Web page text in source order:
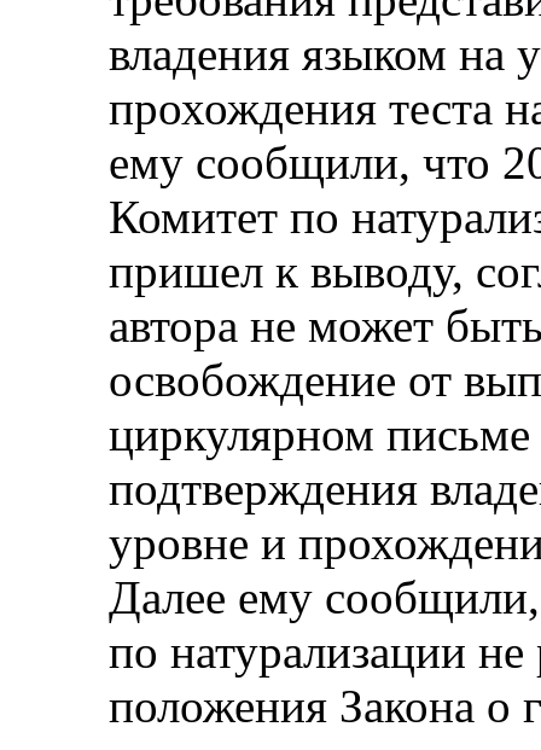
владения языком на
прохождения теста
ему сообщили, что
Комитет по
пришел к выводу,
автора не может
освобождение от
циркулярном письме
подтверждения
уровне и
Далее ему
по натурализации
положения Закона о